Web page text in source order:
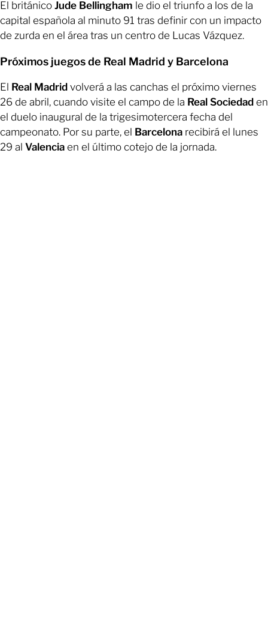
El británico Jude Bellingham le dio el triunfo a los de la
capital española al minuto 91 tras definir con un impacto
de zurda en el área tras un centro de Lucas Vázquez.
Próximos juegos de Real Madrid y Barcelona
El Real Madrid volverá a las canchas el próximo viernes
26 de abril, cuando visite el campo de la Real Sociedad en
el duelo inaugural de la trigesimotercera fecha del
campeonato. Por su parte, el Barcelona recibirá el lunes
29 al Valencia en el último cotejo de la jornada.